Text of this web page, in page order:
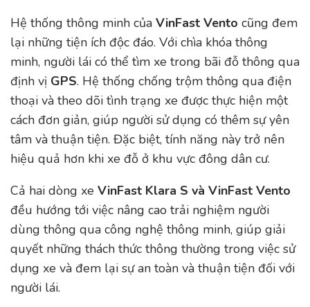
Hệ thống thông minh của VinFast Vento cũng đem
lại những tiện ích độc đáo. Với chìa khóa thông
minh, người lái có thể tìm xe trong bãi đỗ thông qua
định vị GPS. Hệ thống chống trộm thông qua điện
thoại và theo dõi tình trạng xe được thực hiện một
cách đơn giản, giúp người sử dụng có thêm sự yên
tâm và thuận tiện. Đặc biệt, tính năng này trở nên
hiệu quả hơn khi xe đỗ ở khu vực đông dân cư.
Cả hai dòng xe VinFast Klara S và VinFast Vento
đều hướng tới việc nâng cao trải nghiệm người
dùng thông qua công nghệ thông minh, giúp giải
quyết những thách thức thông thường trong việc sử
dụng xe và đem lại sự an toàn và thuận tiện đối với
người lái.